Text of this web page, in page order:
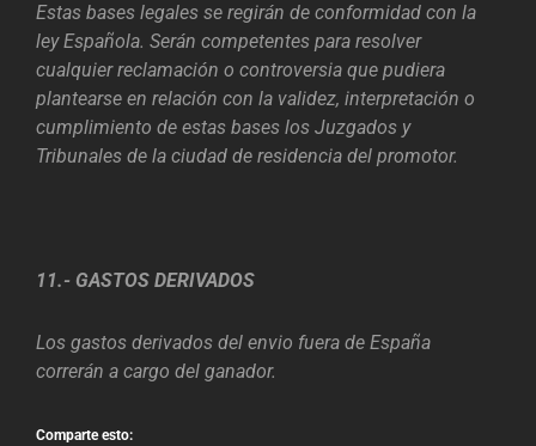
Estas bases legales se regirán de conformidad con la
ley Española. Serán competentes para resolver
cualquier reclamación o controversia que pudiera
plantearse en relación con la validez, interpretación o
cumplimiento de estas bases los Juzgados y
Tribunales de la ciudad de residencia del promotor.
11.- GASTOS DERIVADOS
Los gastos derivados del envio fuera de España
correrán a cargo del ganador.
Comparte esto: